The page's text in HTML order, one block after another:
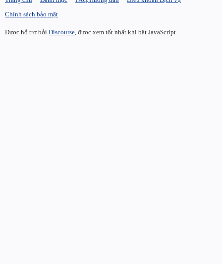
Chính sách bảo mật
Được hỗ trợ bởi Discourse , được xem tốt nhất khi bật JavaScript